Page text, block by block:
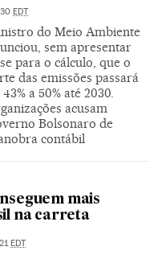
EDT
do Meio Ambiente
sem apresentar
para o cálculo, que o
das emissões passará
a 50% até 2030.
acusam
Bolsonaro de
contábil
mais
na carreta
EDT